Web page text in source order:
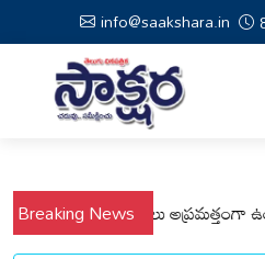
info@saakshara.in
Breaking News
మండలాల ప్రజలు అప్రమత్తంగా ఉండాలి